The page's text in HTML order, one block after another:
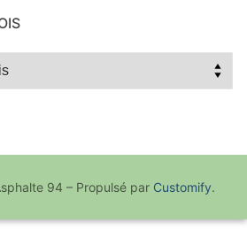
94 – Propulsé par Customify.